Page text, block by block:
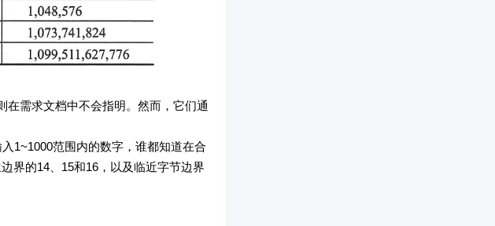
求文档中不会指明。然而，它们通
范围内的数字，谁都知道在合
界的14、15和16，以及临近字节边界